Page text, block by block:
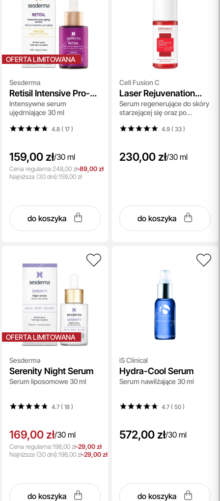
OFERTA LIMITOWANA
Sesderma
Retisil Intensive Pro-
Aging Serum
Intensywne serum
ujędrniające 30 ml
4.8 ( 17)
159,00 zł/30 ml
Cena regularna:248,00 zł-89,00 zł
Najniższa (30 dni):159,00 zł
do koszyka
Cell Fusion C
Laser Rejuvenation
Ampoule
Serum regenerujące do skóry
starzejącej się oraz po
ml
4.9 ( 33)
230,00 zł/30 ml
do koszyka
OFERTA LIMITOWANA
Sesderma
Serenity Night Serum
Serum liposomowe 30 ml
4.7 ( 18)
169,00 zł/30 ml
Cena regularna:198,00 zł-29,00 zł
Najniższa (30 dni):198,00 zł-29,00 zł
do koszyka
iS Clinical
Hydra-Cool Serum
Serum nawilżające 30 ml
4.7 ( 50)
572,00 zł/30 ml
do koszyka